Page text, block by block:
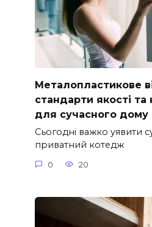
Металопластикове
стандарти якості та
для сучасного дому
Сьогодні важко уявити
приватний котедж
0 20